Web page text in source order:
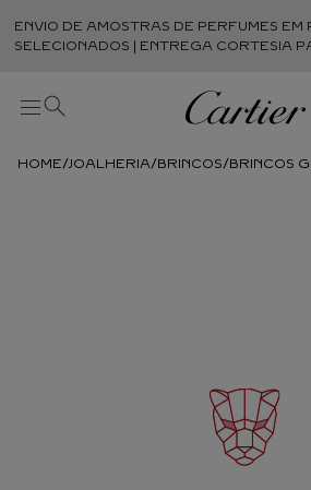
ENVIO DE AMOSTRAS DE PERFUMES EM
SELECIONADOS | ENTREGA CORTESIA
JOALHERIA BRINCOS BRINCOS